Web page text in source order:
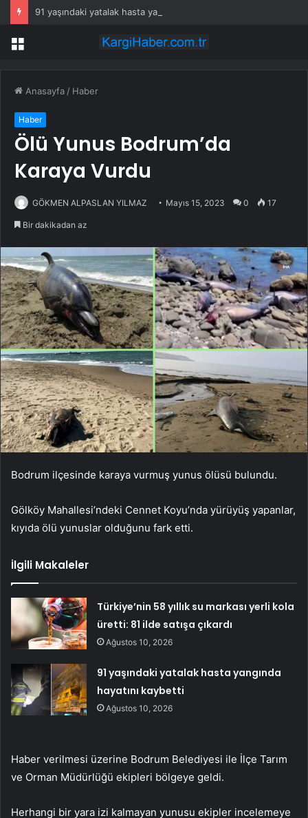
91 yaşındaki yatalak hasta yangında hayatını kaybetti
Menü
Anasayfa / Haber
Haber
Ölü Yunus Bodrum’da
Karaya Vurdu
GÖKMEN ALPASLAN YILMAZ Mayıs 15, 2023 0 17
Bir dakikadan az
Bodrum ilçesinde karaya vurmuş yunus ölüsü bulundu.
Gölköy Mahallesi’ndeki Cennet Koyu’nda yürüyüş yapanlar,
kıyıda ölü yunuslar olduğunu fark etti.
İlgili Makaleler
Türkiye’nin 58 yıllık su markası yerli kola
üretti: 81 ilde satışa çıkardı
Ağustos 10, 2026
91 yaşındaki yatalak hasta yangında
hayatını kaybetti
Ağustos 10, 2026
Haber verilmesi üzerine Bodrum Belediyesi ile İlçe Tarım
ve Orman Müdürlüğü ekipleri bölgeye geldi.
Herhangi bir yara izi kalmayan yunusu ekipler incelemeye